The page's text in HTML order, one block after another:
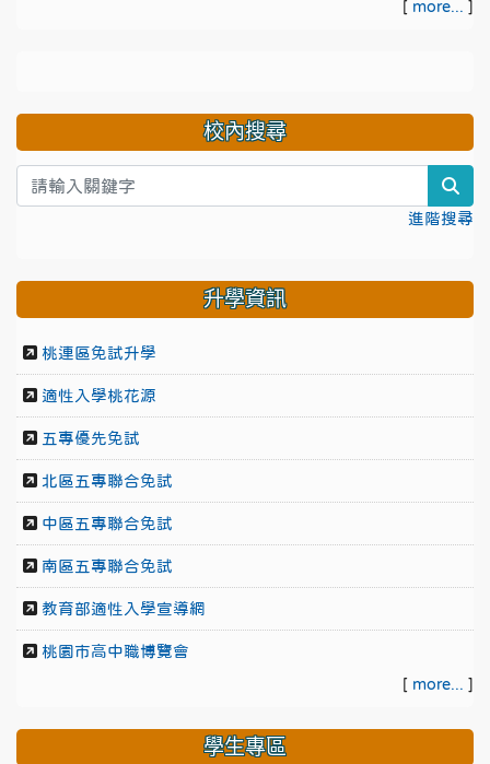
[ more... ]
校內搜尋
進階搜尋
升學資訊
桃連區免試升學
適性入學桃花源
五專優先免試
北區五專聯合免試
中區五專聯合免試
南區五專聯合免試
教育部適性入學宣導網
桃園市高中職博覽會
[ more... ]
學生專區